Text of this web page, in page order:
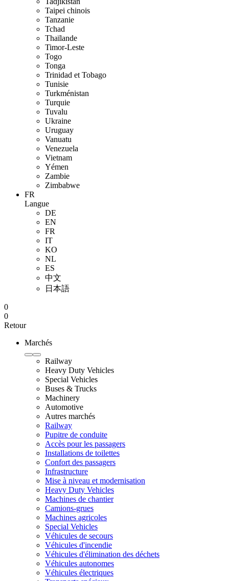
Taipei chinois
Tanzanie
Tchad
Thaïlande
Timor-Leste
Togo
Tonga
Trinidad et Tobago
Tunisie
Turkménistan
Turquie
Tuvalu
Ukraine
Uruguay
Vanuatu
Venezuela
Vietnam
Yémen
Zambie
Zimbabwe
FR
Langue
DE
EN
FR
IT
KO
NL
ES
中文
日本語
0
0
Retour
Marchés
Railway
Heavy Duty Vehicles
Special Vehicles
Buses & Trucks
Machinery
Automotive
Autres marchés
Railway
Pupitre de conduite
Accès pour les passagers
Installations de toilettes
Confort des passagers
Infrastructure
Mise à niveau et modernisation
Heavy Duty Vehicles
Machines de chantier
Camions-grues
Machines agricoles
Special Vehicles
Véhicules de secours
Véhicules d'incendie
Véhicules d'élimination des déchets
Véhicules autonomes
Véhicules électriques